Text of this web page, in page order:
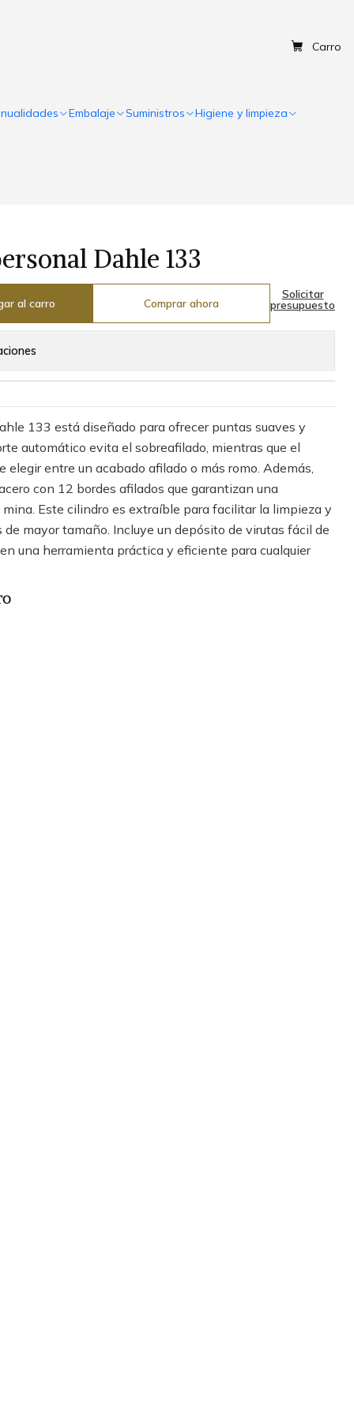
Carro
Embalaje Suministros Higiene y limpieza
Dahle 133
al carro Comprar ahora
Solicitar
presupuesto
133 está diseñado para ofrecer puntas suaves y
automático evita el sobreafilado, mientras que el
elegir entre un acabado afilado o más romo. Además,
con 12 bordes afilados que garantizan una
Este cilindro es extraíble para facilitar la limpieza y
mayor tamaño. Incluye un depósito de virutas fácil de
una herramienta práctica y eficiente para cualquier